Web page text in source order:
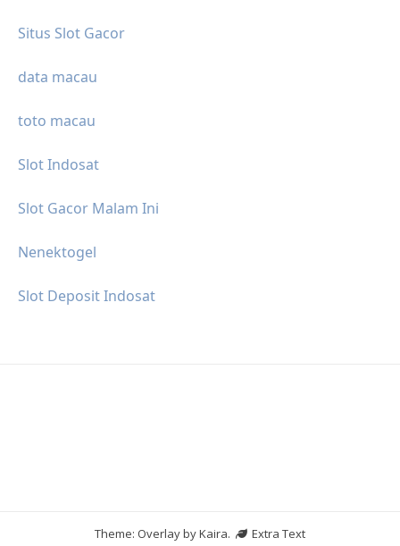
Situs Slot Gacor
data macau
toto macau
Slot Indosat
Slot Gacor Malam Ini
Nenektogel
Slot Deposit Indosat
Theme: Overlay byKaira.
Extra Text